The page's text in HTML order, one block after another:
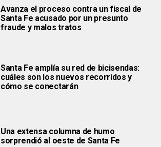
Avanza el proceso contra un fiscal de
Santa Fe acusado por un presunto
fraude y malos tratos
Santa Fe amplía su red de bicisendas:
cuáles son los nuevos recorridos y
cómo se conectarán
Una extensa columna de humo
sorprendió al oeste de Santa Fe